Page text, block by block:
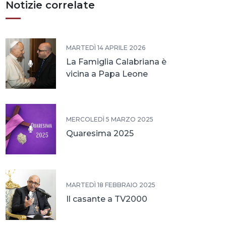
Notizie correlate
MARTEDÌ 14 APRILE 2026
La Famiglia Calabriana è
vicina a Papa Leone
MERCOLEDÌ 5 MARZO 2025
Quaresima 2025
MARTEDÌ 18 FEBBRAIO 2025
Il casante a TV2000